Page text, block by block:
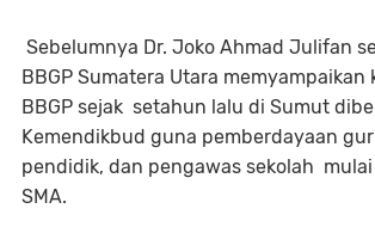
Sebelumnya Dr. Joko Ahmad Julifan
BBGP Sumatera Utara memyampaikan
BBGP sejak setahun lalu di Sumut
Kemendikbud guna pemberdayaan
pendidik, dan pengawas sekolah mulai
SMA.